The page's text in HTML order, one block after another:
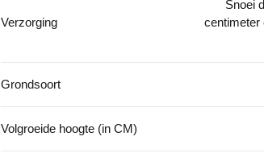
Verzorging
Snoei
centimeter
Grondsoort
Volgroeide hoogte (in CM)